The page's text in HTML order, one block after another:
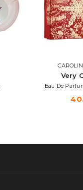
Very
Eau De